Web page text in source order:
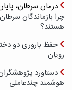
درمان سرطان،
چرا بازماندگان
هستند؟
حفظ باروری دو
رویان
دستاورد
هوشمند چندعاملی